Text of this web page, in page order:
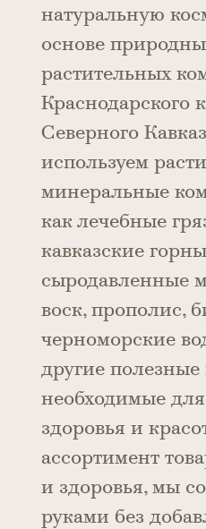
натуральную
основе
растительных
Краснодарского
Северного
используем
минеральные
как лечебные
кавказские
сыродавленные
воск, прополис,
черноморские
другие
необходимые
здоровья и
ассортимент
и здоровья, мы
руками без